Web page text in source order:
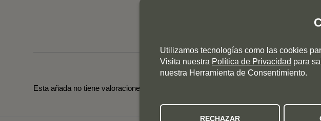
Esta añada no tiene valoraciones todavía. Pincha en las otras añadas para ver sus
Utilizamos tecnologías como las cookies
Visita nuestra Política de Privacidad para
nuestra Herramienta de Consentimiento.
RECHAZAR